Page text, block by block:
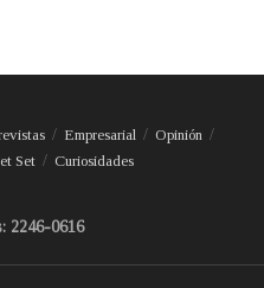
Empresarial
Opinión
Set Curiosidades
2246-0616